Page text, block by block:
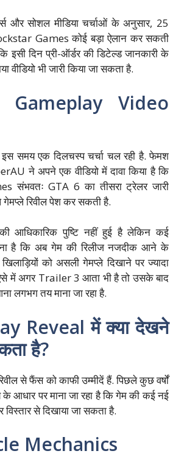
और सोशल मीडिया चर्चाओं के अनुसार, 25
Games कोई बड़ा ऐलान कर सकती
इसी दिन प्री-ऑर्डर की डिटेल्ड जानकारी के
वीडियो भी जारी किया जा सकता है.
Gameplay Video
समय एक दिलचस्प चर्चा चल रही है. फेमश
ने अपने एक वीडियो में दावा किया है कि
संभवतः GTA 6 का तीसरा ट्रेलर जारी
रिवील पेश कर सकती है.
आधिकारिक पुष्टि नहीं हुई है लेकिन कई
है कि अब गेम की रिलीज नजदीक आने के
को असली गेमप्ले दिखाने पर ज्यादा
में अगर Trailer 3 आता भी है तो उसके बाद
लगभग तय माना जा रहा है.
Reveal में क्या देखने
है?
से फैंस को काफी उम्मीदें हैं. पिछले कुछ वर्षों
आधार पर माना जा रहा है कि गेम की कई नई
विस्तार से दिखाया जा सकता है.
Mechanics